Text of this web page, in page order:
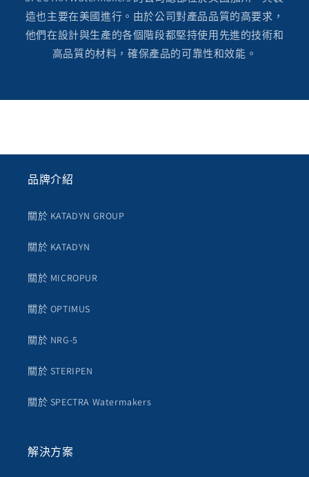
造也主要在美國進行。由於公司對產品品質的高要求，
他們在設計與生產的各個階段都堅持使用先進的技術和
高品質的材料，確保產品的可靠性和效能。
品牌介紹
關於 KATADYN GROUP
關於 KATADYN
關於 MICROPUR
關於 OPTIMUS
關於 NRG-5
關於 STERIPEN
關於 SPECTRA Watermakers
解決方案